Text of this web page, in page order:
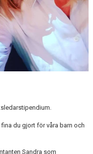
du gjort för våra barn och
Sandra som